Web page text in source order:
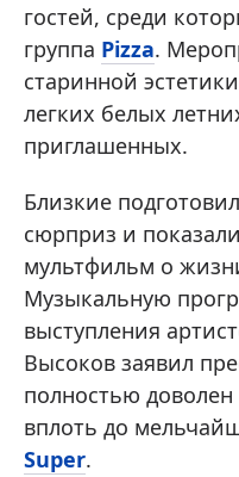
гостей, среди
группа Pizza.
старинной
легких белых
приглашенных.
Близкие
сюрприз и
мультфильм о
Музыкальную
выступления
Высоков заявил
полностью
вплоть до
Super.